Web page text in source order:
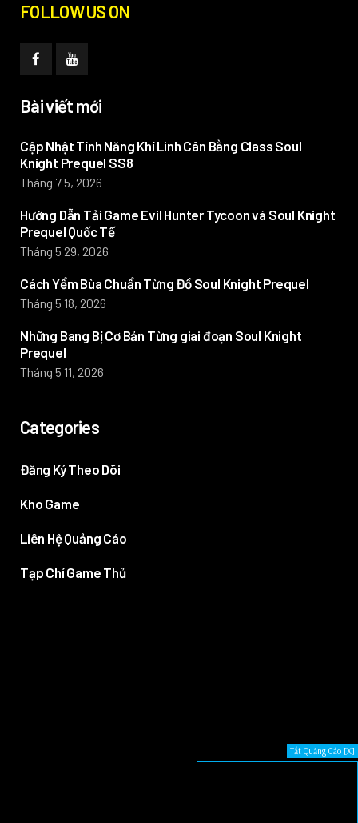
FOLLOW US ON
Bài viết mới
Cập Nhật Tính Năng Khí Linh Cân Bằng Class Soul
Knight Prequel SS8
Tháng 7 5, 2026
Hướng Dẫn Tải Game Evil Hunter Tycoon và Soul Knight
Prequel Quốc Tế
Tháng 5 29, 2026
Cách Yểm Bùa Chuẩn Từng Đồ Soul Knight Prequel
Tháng 5 18, 2026
Những Bang Bị Cơ Bản Từng giai đoạn Soul Knight
Prequel
Tháng 5 11, 2026
Categories
Đăng Ký Theo Dõi
Kho Game
Liên Hệ Quảng Cáo
Tạp Chí Game Thủ
Tắt Quảng Cáo [X]